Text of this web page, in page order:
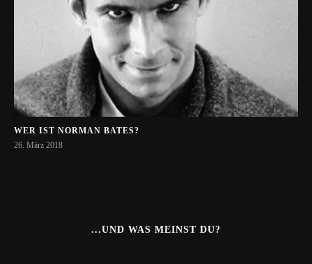
WER IST NORMAN BATES?
26. März 2018
...UND WAS MEINST DU?